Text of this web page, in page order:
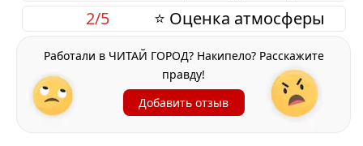
⭐ Оценка атмосферы
2/5
Работали в ЧИТАЙ ГОРОД? Накипело? Расскажите
правду!
Добавить отзыв